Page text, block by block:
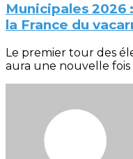
Municipales 2026
la France du
Le premier tour des
aura une nouvelle